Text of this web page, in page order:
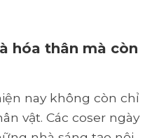
hóa thân mà còn
nay không còn chỉ
vật. Các coser ngày